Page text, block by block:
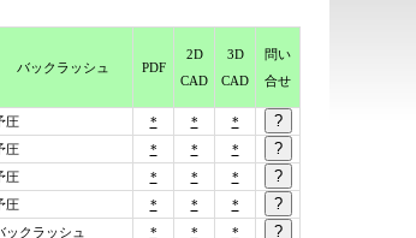
バック ラッシュ PDF
2D
CAD
3D
CAD
問い
合せ
圧 * *
*
圧 * *
*
圧 * *
*
圧 * *
*
ックラッシュ * *
*